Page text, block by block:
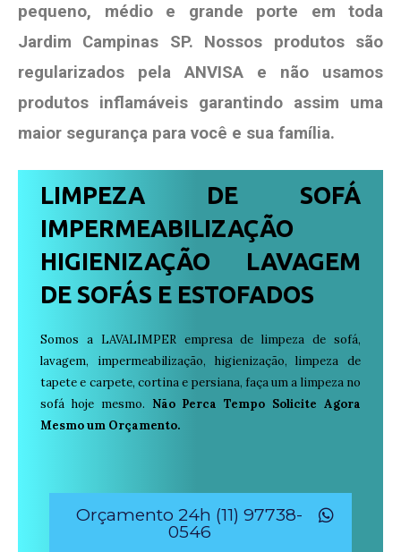
pequeno, médio e grande porte em toda
Jardim Campinas SP. Nossos produtos são
regularizados pela ANVISA e não usamos
produtos inflamáveis garantindo assim uma
maior segurança para você e sua família.
LIMPEZA DE SOFÁ
IMPERMEABILIZAÇÃO
HIGIENIZAÇÃO LAVAGEM
DE SOFÁS E ESTOFADOS
Somos a LAVALIMPER empresa de limpeza de sofá,
lavagem, impermeabilização, higienização, limpeza de
tapete e carpete, cortina e persiana, faça um a limpeza no
sofá hoje mesmo. Não Perca Tempo Solicite Agora
Mesmo um Orçamento.
Orçamento 24h (11) 97738-
0546